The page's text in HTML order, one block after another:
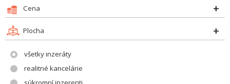
Cena
Plocha
všetky inzeráty
realitné kancelárie